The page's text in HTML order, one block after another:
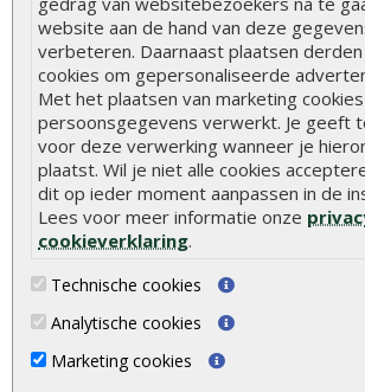
website aan de hand van deze
verbeteren. Daarnaast plaatsen
cookies om gepersonaliseerde
Met het plaatsen van marketing
persoonsgegevens verwerkt. Je geeft
voor deze verwerking wanneer je
plaatst. Wil je niet alle cookies
dit op ieder moment aanpassen in de
Lees voor meer informatie onze
cookieverklaring.
Technische cookies
Analytische cookies
Marketing cookies
Stijlvolle houtsoorten voor in de tuin
Duurzame tuin
Welke palen voor een schapenhek
Alle populaire categorieën
Tuinhout
Schutting
Tuinpalen
Tuinhekken
Tuinhuizen
Tuindeuren
Tuinschermen
Steigerplanken
Douglas hout